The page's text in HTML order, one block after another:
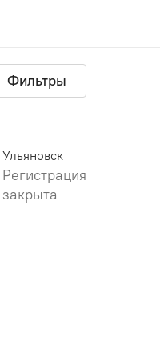
Фильтры
Ульяновск
Регистрация
закрыта